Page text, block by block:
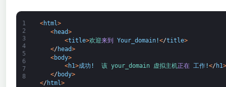
1
2
3
4
5
6
7
8
<html>
<head>
<title>欢迎来到 Your_domain!</title>
</ head>
<body>
<h1>成功 ! 该 your_domain 虚拟主机正在 工作!</ h1>
</ body>
</ html>